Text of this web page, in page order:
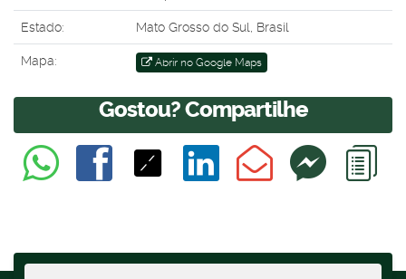
Estado: Mato Grosso do Sul, Brasil
Mapa: Abrir no Google Maps
Gostou? Compartilhe